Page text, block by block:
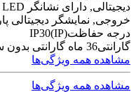
خروجی, نمایشگر دیجیتالی
درجه حفاظت(IP)
IP30
گارانتی36 ماه گارانتی بدون سوال
مشاهده همه ویژگی‌ها
مشاهده همه ویژگی‌ها